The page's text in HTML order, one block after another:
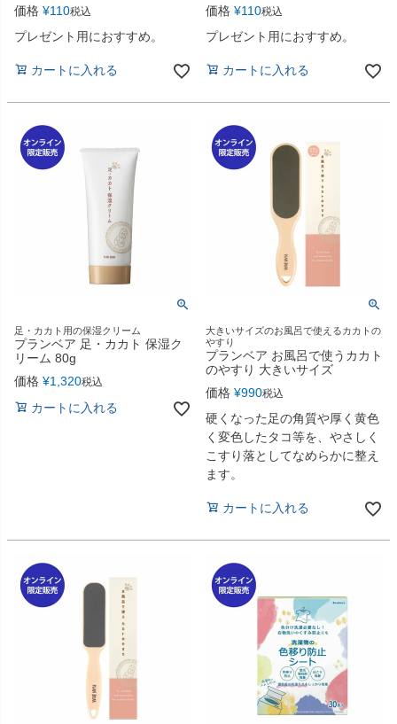
価格 ¥110税込
プレゼント用におすすめ。
カートに入れる
価格 ¥110税込
プレゼント用におすすめ。
カートに入れる
足・カカト用の保湿クリーム
プランベア 足・カカト 保湿ク
リーム 80g
価格 ¥1,320税込
カートに入れる
大きいサイズのお風呂で使えるカカトの
やすり
プランベア お風呂で使うカカト
のやすり 大きいサイズ
価格 ¥990税込
硬くなった足の角質や厚く黄色
く変色したタコ等を、やさしく
こすり落としてなめらかに整え
ます。
カートに入れる